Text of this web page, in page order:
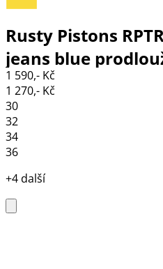
Rusty Pistons
jeans blue
1 590,- Kč
1 270,- Kč
30
32
34
36
+4 další